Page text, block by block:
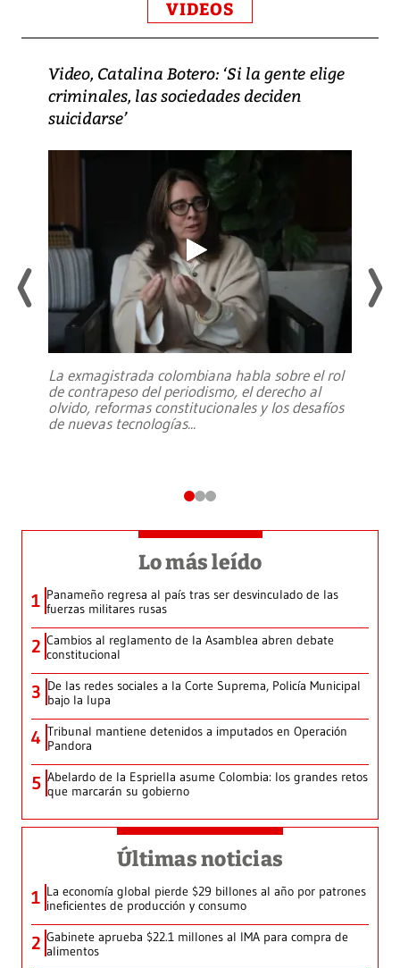
VIDEOS
Video, Catalina Botero: ‘Si la gente elige
criminales, las sociedades deciden
suicidarse’
La exmagistrada colombiana habla sobre el rol
de contrapeso del periodismo, el derecho al
olvido, reformas constitucionales y los desafíos
de nuevas tecnologías...
Lo más leído
1 Panameño regresa al país tras ser desvinculado de las
fuerzas militares rusas
2 Cambios al reglamento de la Asamblea abren debate
constitucional
3 De las redes sociales a la Corte Suprema, Policía Municipal
bajo la lupa
4 Tribunal mantiene detenidos a imputados en Operación
Pandora
5 Abelardo de la Espriella asume Colombia: los grandes retos
que marcarán su gobierno
Últimas noticias
1 La economía global pierde $29 billones al año por patrones
ineficientes de producción y consumo
2 Gabinete aprueba $22.1 millones al IMA para compra de
alimentos